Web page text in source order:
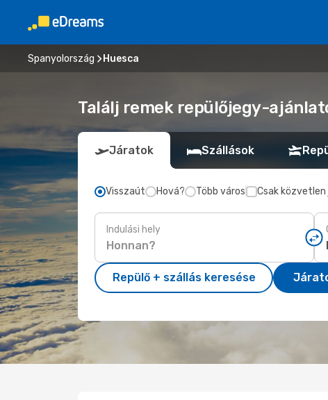
Spanyolország Huesca
Találj remek repülőjegy-
Járatok Szállások
Visszaút Hová? Több város Csak
Indulási hely
Repülő + szállás keresése